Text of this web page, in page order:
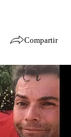
Compartir